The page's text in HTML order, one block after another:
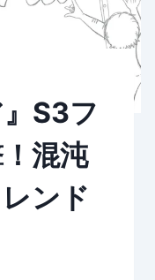
』S3フ
混沌
ンド